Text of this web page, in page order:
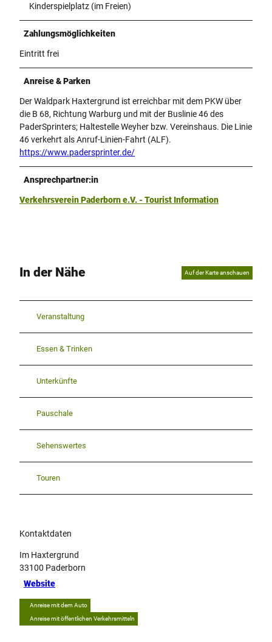
Kinderspielplatz (im Freien)
Zahlungsmöglichkeiten
Eintritt frei
Anreise & Parken
Der Waldpark Haxtergrund ist erreichbar mit dem PKW über
die B 68, Richtung Warburg und mit der Buslinie 46 des
PaderSprinters; Haltestelle Weyher bzw. Vereinshaus. Die Linie
46 verkehrt als Anruf-Linien-Fahrt (ALF).
https://www.padersprinter.de/
Ansprechpartner:in
Verkehrsverein Paderborn e.V. - Tourist Information
In der Nähe Auf der Karte anschauen
Veranstaltung
Essen & Trinken
Unterkünfte
Pauschale
Sehenswertes
Touren
Kontaktdaten
Im Haxtergrund
33100 Paderborn
Website
Anreise mit dem Auto
Anreise mit öffentlichen Verkehrsmitteln